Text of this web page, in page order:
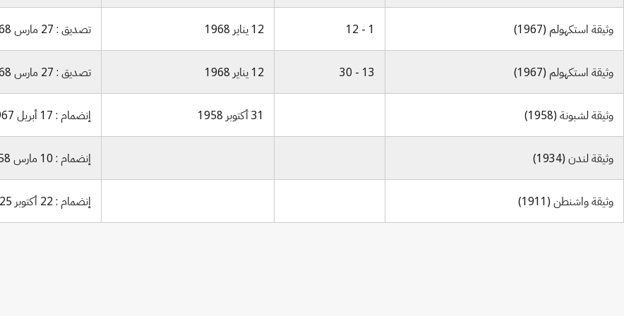
وثيقة استكهولم (1967) 1 - 12 12 يناير 1968 تصديق : 27 مارس 1968
وثيقة استكهولم (1967) 13 - 30 12 يناير 1968 تصديق : 27 مارس 1968
وثيقة لشبونة (1958) 31 أكتوبر 1958 إنضمام : 17 أبريل 1967
وثيقة لندن (1934) إنضمام : 10 مارس 1958
وثيقة واشنطن (1911) إنضمام : 22 أكتوبر 1925